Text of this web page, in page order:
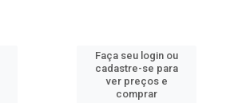
Faça seu login ou
cadastre-se para
ver preços e
comprar